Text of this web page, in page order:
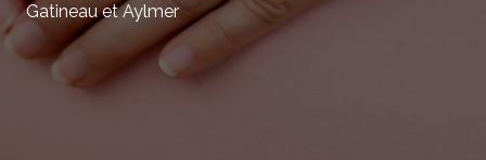
Gatineau et Aylmer